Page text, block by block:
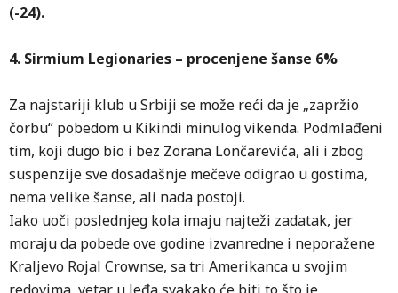
(-24).
4. Sirmium Legionaries – procenjene šanse 6%
Za najstariji klub u Srbiji se može reći da je „zapržio
čorbu“ pobedom u Kikindi minulog vikenda. Podmlađeni
tim, koji dugo bio i bez Zorana Lončarevića, ali i zbog
suspenzije sve dosadašnje mečeve odigrao u gostima,
nema velike šanse, ali nada postoji.
Iako uoči poslednjeg kola imaju najteži zadatak, jer
moraju da pobede ove godine izvanredne i neporažene
Kraljevo Rojal Crownse, sa tri Amerikanca u svojim